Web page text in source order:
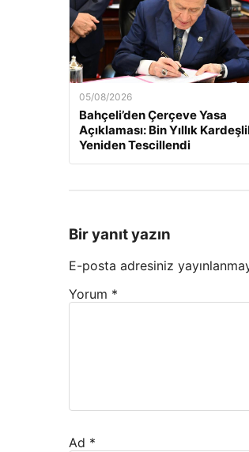
05/08/2026
Bahçeli’den Çerçeve Yasa
Açıklaması: Bin Yıllık
Yeniden Tescillendi
Bir yanıt yazın
E-posta adresiniz
Yorum *
Ad *